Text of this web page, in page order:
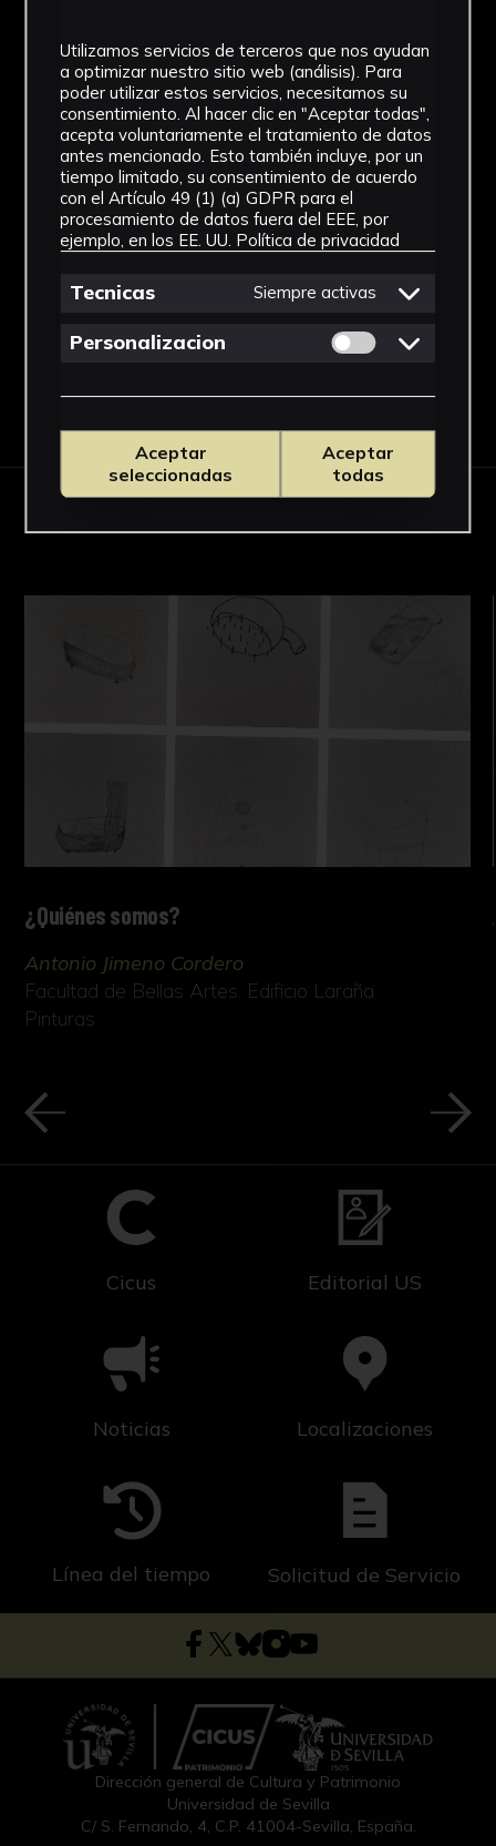
1967
Estilo
Académico
Técnica
Cera
Ver más
¿Quiénes somos?
Antonio Jimeno Cordero
Facultad de Bellas Artes. Edificio Laraña
Pinturas
Cicus Editorial US
Noticias Localizaciones
Línea del tiempo Solicitud de Servicio
Dirección general de Cultura y Patrimonio
Universidad de Sevilla
C/ S. Fernando, 4, C.P. 41004-Sevilla, España.
Utilizamos servicios de terceros que nos ayudan
a optimizar nuestro sitio web (análisis). Para
poder utilizar estos servicios, necesitamos su
consentimiento. Al hacer clic en "Aceptar todas",
acepta voluntariamente el tratamiento de datos
antes mencionado. Esto también incluye, por un
tiempo limitado, su consentimiento de acuerdo
con el Artículo 49 (1) (a) GDPR para el
procesamiento de datos fuera del EEE, por
ejemplo, en los EE. UU. Política de privacidad
Tecnicas Siempre activas
Personalizacion Permitir cookies
Aceptar
seleccionadas
Aceptar
todas